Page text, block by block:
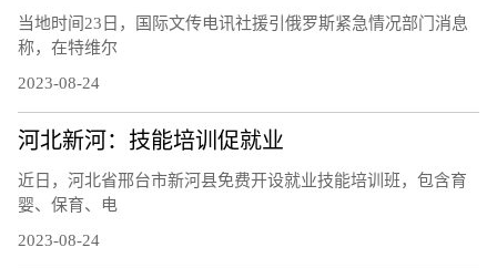
当地时间23日，国际文传电讯社援引俄罗斯紧急情况部门消息
称，在特维尔
2023-08-24
河北新河：技能培训促就业
近日，河北省邢台市新河县免费开设就业技能培训班，包含育
婴、保育、电
2023-08-24